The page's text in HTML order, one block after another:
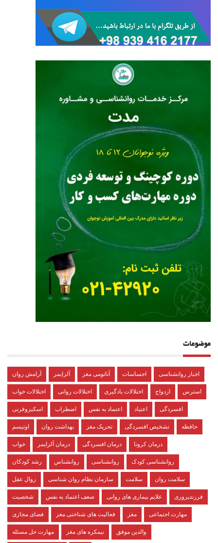
موضوعات
آرامش روان آلزایمر آناتومی مغز احساسات اخبار روانشناسی
اختلالات خواب اختلالات روانی اختلالات یادگیری ازدواج استرس
اسکیزوفرنی اضطراب اعتماد به نفس اعتیاد افسردگی
اوتیسم بهداشت روان تحریک مغز تشخیص افسردگی حافظه
خواب درمان آلزایمر درمان افسردگی درمان کرونا
رشد کودکان روانشناس روانشناسی روانشناسی کودک
زوال عقل سازمان نظام روان شناسی سلامت سلامت روان
شخصیت ضعف اعتماد به نفس علایم بیماری های روانی فرزندپروری
فضای مجازی فعالیت های شناختی مغز مغز مهارت اجتماعی
مهارت حل مسئله نیمکره های مغز والدین موفق